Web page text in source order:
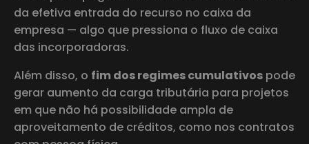
da efetiva entrada do recurso no caixa da
empresa — algo que pressiona o fluxo de caixa
das incorporadoras.
Além disso, o fim dos regimes cumulativos pode
gerar aumento da carga tributária para projetos
em que não há possibilidade ampla de
aproveitamento de créditos, como nos contratos